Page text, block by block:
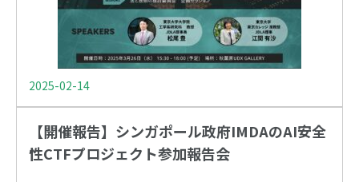
2025-02-14
【開催報告】シンガポール政府IMDAのAI安全
性CTFプロジェクト参加報告会